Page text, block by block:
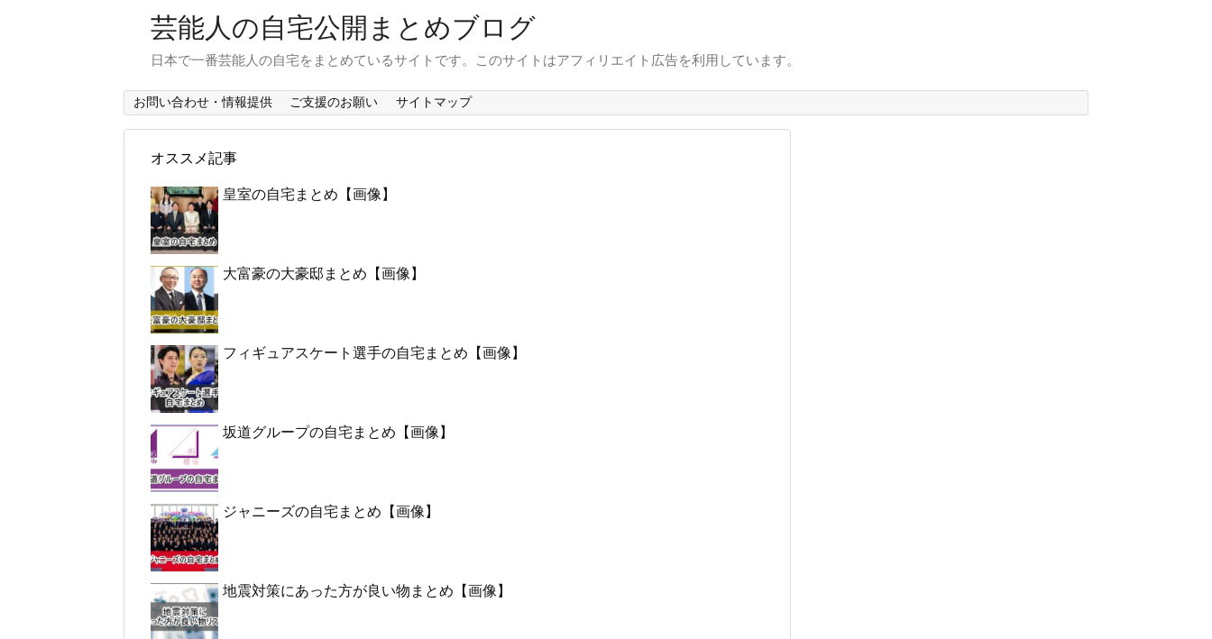
芸能人の自宅公開まとめブログ
日本で一番芸能人の自宅をまとめているサイトです。このサイトはアフィリエイト広告を利用しています。
お問い合わせ・情報提供 ご支援のお願い サイトマップ
オススメ記事
皇室の自宅まとめ【画像】
大富豪の大豪邸まとめ【画像】
フィギュアスケート選手の自宅まとめ【画像】
坂道グループの自宅まとめ【画像】
ジャニーズの自宅まとめ【画像】
地震対策にあった方が良い物まとめ【画像】